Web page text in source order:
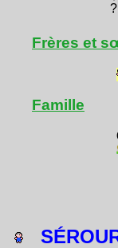
?
Frères et
Famille